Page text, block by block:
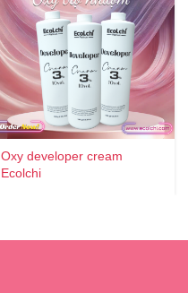
Oxy developer cream
Ecolchi